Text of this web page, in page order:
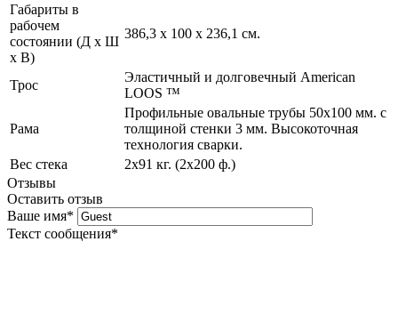
Габариты в
рабочем
состоянии (Д х Ш
х В)
386,3 x 100 x 236,1 см.
Трос
Эластичный и долговечный American
LOOS ™
Рама
Профильные овальные трубы 50х100 мм. с
толщиной стенки 3 мм. Высокоточная
технология сварки.
Вес стека
2х91 кг. (2х200 ф.)
Отзывы
Оставить отзыв
Ваше имя*
Текст сообщения*